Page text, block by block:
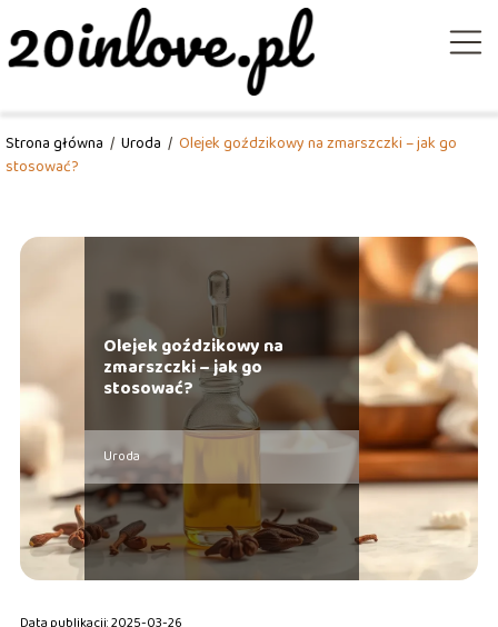
Strona główna / Uroda / Olejek goździkowy na zmarszczki – jak go
stosować?
Olejek goździkowy na
zmarszczki – jak go
stosować?
Uroda